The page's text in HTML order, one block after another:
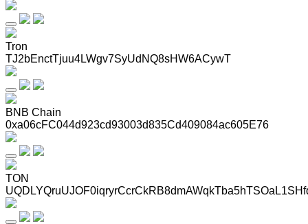
Tron
TJ2bEnctTjuu4LWgv7SyUdNQ8sHW6ACywT
BNB Chain
0xa06cFC044d923cd93003d835Cd409084ac605E76
TON